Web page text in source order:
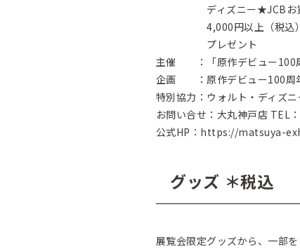
ディズニー★JCBお買
4,000円以上（税込）ディ
プレゼント
主催 ：「原作デビュー100
企画 ：原作デビュー100周
特別協力：ウォルト・ディズ
お問い合せ：大丸神戸店 TEL
公式HP： https://matsuya-
グッズ ＊税込
展覧会限定グッズから、一部